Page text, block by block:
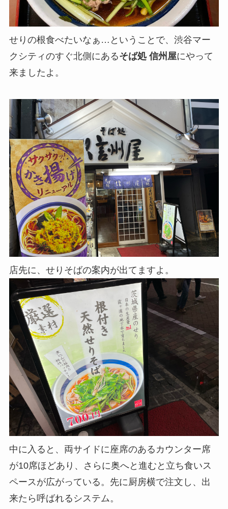
せりの根食べたいなぁ…ということで、 渋谷マー
クシティのすぐ北側にあるそば処 信州屋にやって
来ましたよ。
店先に、せりそばの案内が出てますよ。
中に入ると、両サイドに座席のあるカウンター席
が10席ほどあり、さらに奥へと進むと立ち食いス
ペースが広がっている。 先に厨房横で注文し、 出
来たら呼ばれるシステム。